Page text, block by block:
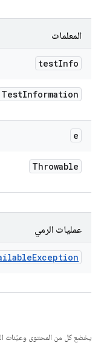
المعلمات
testInfo
TestInformation
e
Throwable
عمليات الرمي
Exception
يخضع كل من المحتوى وعيّنات